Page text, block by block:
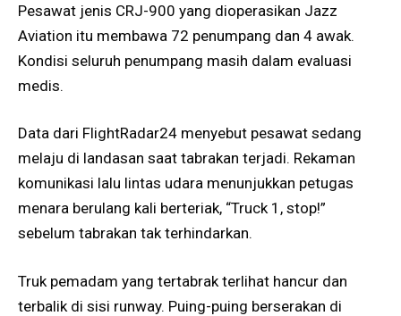
Pesawat jenis CRJ-900 yang dioperasikan Jazz
Aviation itu membawa 72 penumpang dan 4 awak.
Kondisi seluruh penumpang masih dalam evaluasi
medis.
Data dari FlightRadar24 menyebut pesawat sedang
melaju di landasan saat tabrakan terjadi. Rekaman
komunikasi lalu lintas udara menunjukkan petugas
menara berulang kali berteriak, “Truck 1, stop!”
sebelum tabrakan tak terhindarkan.
Truk pemadam yang tertabrak terlihat hancur dan
terbalik di sisi runway. Puing-puing berserakan di